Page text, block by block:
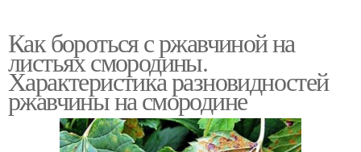
Как бороться с ржавчиной на
листьях смородины.
Характеристика разновидностей
ржавчины на смородине